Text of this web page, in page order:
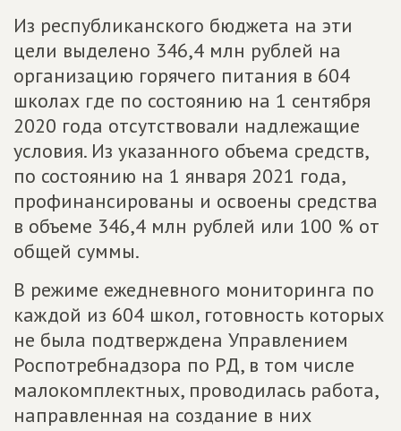
Из республиканского бюджета на эти
цели выделено 346,4 млн рублей на
организацию горячего питания в 604
школах где по состоянию на 1 сентября
2020 года отсутствовали надлежащие
условия. Из указанного объема средств,
по состоянию на 1 января 2021 года,
профинансированы и освоены средства
в объеме 346,4 млн рублей или 100 % от
общей суммы.
В режиме ежедневного мониторинга по
каждой из 604 школ, готовность которых
не была подтверждена Управлением
Роспотребнадзора по РД, в том числе
малокомплектных, проводилась работа,
направленная на создание в них